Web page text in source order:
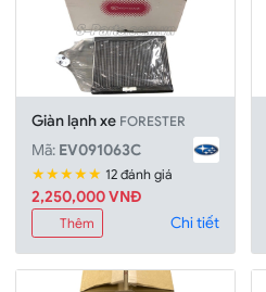
Giàn lạnh xe FORESTER
Mã: EV091063C
★★★★★ 12 đánh giá
2,250,000 VNĐ
Thêm Chi tiết